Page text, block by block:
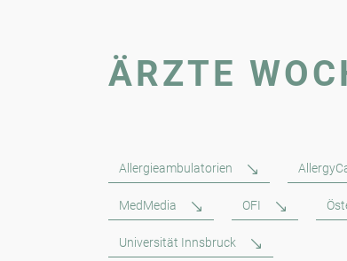
ÄRZTE
Allergieambulatorien
MedMedia OFI
Universität Innsbruck